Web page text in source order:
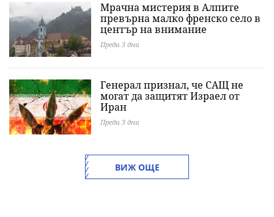
Мрачна мистерия в Алпите
превърна малко френско село в
център на внимание
Преди 3 дни
Генерал признал, че САЩ не
могат да защитят Израел от
Иран
Преди 3 дни
ВИЖ ОЩЕ